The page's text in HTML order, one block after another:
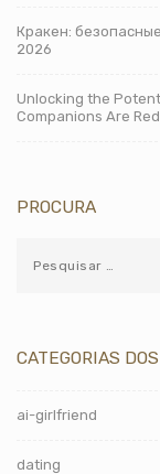
Кракен:
2026
Unlocking the
Companions Are
PROCURA
CATEGORIAS
ai-girlfriend
dating